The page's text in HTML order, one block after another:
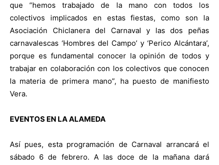
que “hemos trabajado de la mano con todos los
colectivos implicados en estas fiestas, como son la
Asociación Chiclanera del Carnaval y las dos peñas
carnavalescas ‘Hombres del Campo’ y ‘Perico Alcántara’,
porque es fundamental conocer la opinión de todos y
trabajar en colaboración con los colectivos que conocen
la materia de primera mano”, ha puesto de manifiesto
Vera.
EVENTOS EN LA ALAMEDA
Así pues, esta programación de Carnaval arrancará el
sábado 6 de febrero. A las doce de la mañana dará